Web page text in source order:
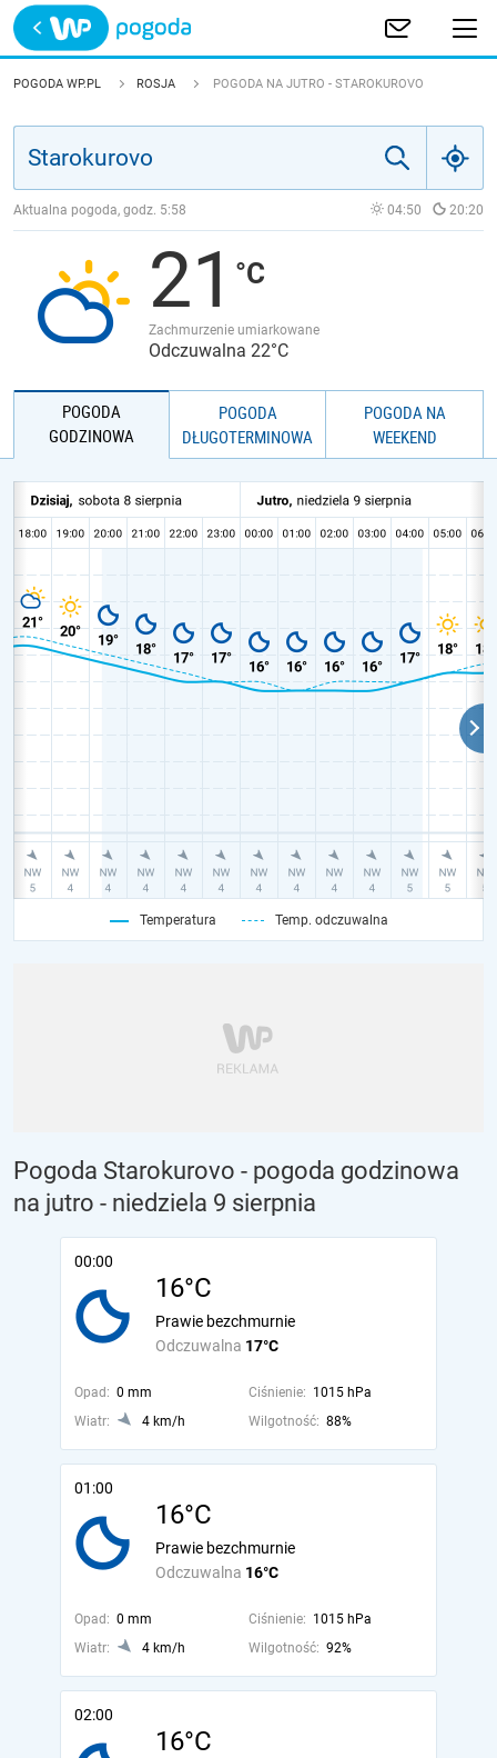
Trwa ładowanie
POLSKA
JAKOŚĆ POWIETRZA
POGODA WP.PL ROSJA POGODA NA JUTRO - STAROKUROVO
Aktualna pogoda, godz. 5:58 04:50 20:20
21
Zachmurzenie umiarkowane
Odczuwalna 22°C
POGODA
GODZINOWA
POGODA
DŁUGOTERMINOWA
POGODA NA
WEEKEND
Temperatura Temp. odczuwalna
Pogoda Starokurovo - pogoda godzinowa
na jutro - niedziela 9 sierpnia
00:00
16°C
Odczuwalna 17°C
Prawie bezchmurnie
Opad: 0 mm Ciśnienie: 1015 hPa
Wiatr:
4 km/h Wilgotność: 88%
01:00
16°C
Odczuwalna 16°C
Prawie bezchmurnie
Opad: 0 mm Ciśnienie: 1015 hPa
Wiatr:
4 km/h Wilgotność: 92%
02:00
16°C